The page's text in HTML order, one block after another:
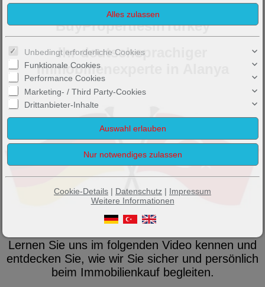
Willkommen bei Alanya Real Estate /
BuyPropertiesinTurkey
Ihr deutschsprachiger
Immobilienexperte in Alanya
Lernen Sie uns im folgenden Video kennen und
entdecken Sie, wie wir Sie sicher und persönlich
beim Immobilienkauf begleiten.
Unbedingt erforderliche Cookies
Funktionale Cookies
Performance Cookies
Marketing- / Third Party-Cookies
Drittanbieter-Inhalte
Cookie-Details | Datenschutz | Impressum
Weitere Informationen